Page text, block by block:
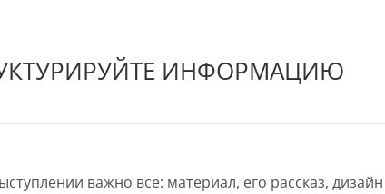
ИНФОРМАЦИЮ
важно все: материал, его рассказ, дизайн